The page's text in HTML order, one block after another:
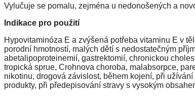
Vylučuje se pomalu, zejména u nedonošených a
Indikace pro použití
Hypovitaminóza E a zvýšená potřeba vitaminu E v
porodní hmotností, malých dětí s nedostatečným
abetalipoproteinemií, gastrektomií, chronickou
tropická sprue, Crohnova choroba, malabsorpce,
nikotinu, drogová závislost, během kojení, při
produkty, při předepisování stravy s vysokým